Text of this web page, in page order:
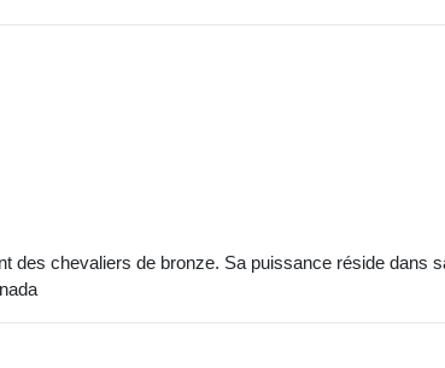
des chevaliers de bronze. Sa puissance réside